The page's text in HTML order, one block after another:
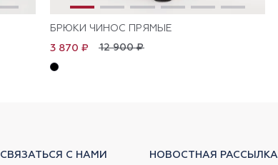
БРЮКИ ЧИНОС ПРЯМЫЕ
12 900 ₽
3 870 ₽
СВЯЗАТЬСЯ С НАМИ НОВОСТНАЯ РАССЫЛКА